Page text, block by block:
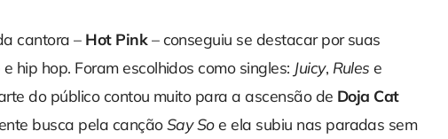
cantora – Hot Pink– conseguiu se destacar por suas
hip hop. Foram escolhidos como singles: Juicy, Rules e
do público contou muito para a ascensão de Doja Cat
busca pela cançãoSay Soe ela subiu nas paradas sem